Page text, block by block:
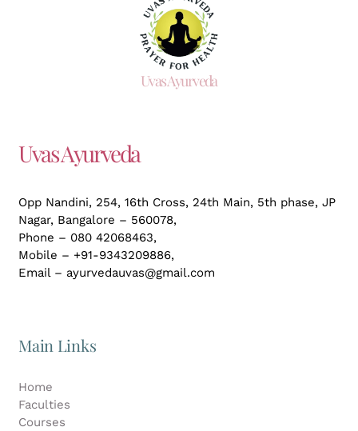
Uvas Ayurveda
Uvas Ayurveda
Opp Nandini, 254, 16th Cross, 24th Main, 5th phase, JP
Nagar, Bangalore – 560078,
Phone – 080 42068463,
Mobile – +91-9343209886,
Email – ayurvedauvas@gmail.com
Main Links
Home
Faculties
Courses